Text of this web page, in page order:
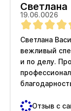
Светлана
19.06.0026
Светлана
вежливый
и по делу.
Отзыв с